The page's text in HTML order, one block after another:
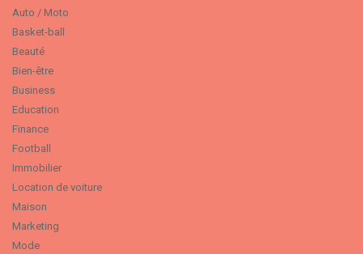
Auto / Moto
Basket-ball
Beauté
Bien-être
Business
Education
Finance
Football
Immobilier
Location de voiture
Maison
Marketing
Mode